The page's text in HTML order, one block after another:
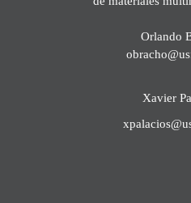
Orlando
Xavier